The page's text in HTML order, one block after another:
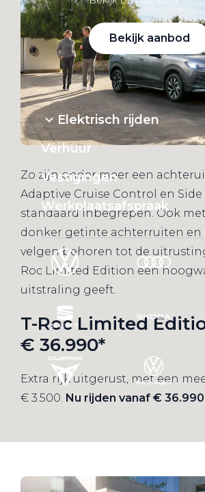
Bekijk aanbod
Elektrisch rijden
Verhuur
Vestigingen
Werkplaatsafspraak
Zo zijn onder meer een
Adaptive Cruise Control en Side
standaard inbegrepen. Ook
donker getinte achterruiten
velgen behoren tot de
Roc Limited Edition een
uitstraling geeft.
T-Roc Limited
€ 36.990*
Extra rijk uitgerust, met een
€ 3.500. Nu rijden vanaf €